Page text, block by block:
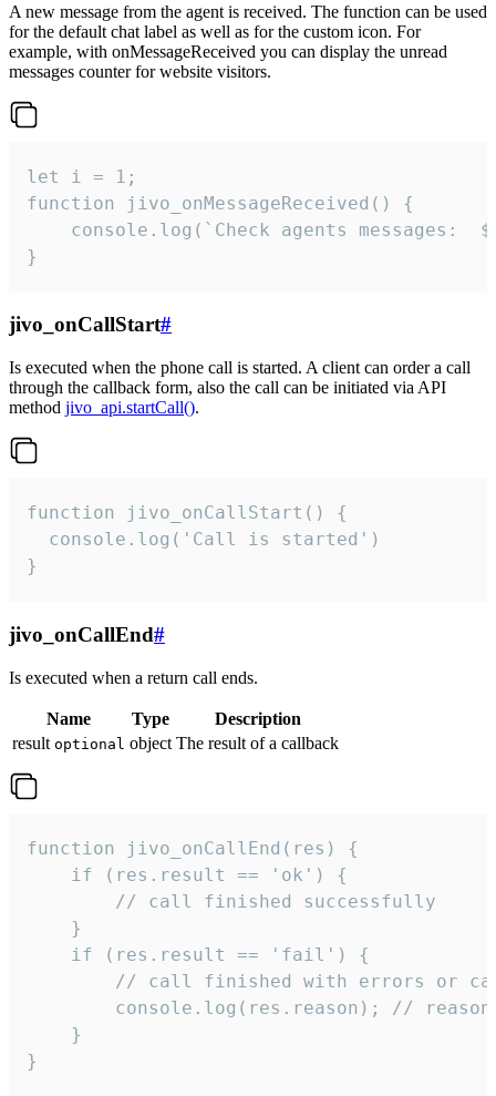
A new message from the agent is received. The function can be used
for the default chat label as well as for the custom icon. For
example, with onMessageReceived you can display the unread
messages counter for website visitors.
let i = 1;
function jivo_onMessageReceived() {
}
jivo_onCallStart#
Is executed when the phone call is started. A client can order a call
through the callback form, also the call can be initiated via API
method jivo_api.startCall().
function jivo_onCallStart() {
  console.log('Call is started')
}
jivo_onCallEnd#
Is executed when a return call ends.
Name Type
Description
result optional object The result of a callback
function jivo_onCallEnd(res) {
    if (res.result == 'ok') {
        // call finished successfully
    }
    if (res.result == 'fail') {
// call finished with errors or
console.log(res.reason); //
    }
}